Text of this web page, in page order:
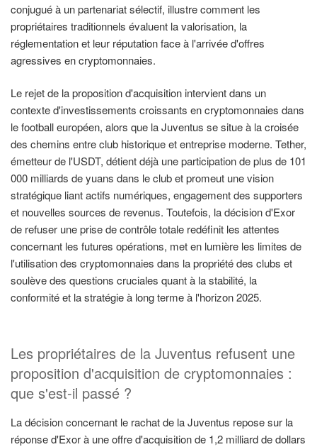
conjugué à un partenariat sélectif, illustre comment les
propriétaires traditionnels évaluent la valorisation, la
réglementation et leur réputation face à l'arrivée d'offres
agressives en cryptomonnaies.
Le rejet de la proposition d'acquisition intervient dans un
contexte d'investissements croissants en cryptomonnaies dans
le football européen, alors que la Juventus se situe à la croisée
des chemins entre club historique et entreprise moderne. Tether,
émetteur de l'USDT, détient déjà une participation de plus de 101
000 milliards de yuans dans le club et promeut une vision
stratégique liant actifs numériques, engagement des supporters
et nouvelles sources de revenus. Toutefois, la décision d'Exor
de refuser une prise de contrôle totale redéfinit les attentes
concernant les futures opérations, met en lumière les limites de
l'utilisation des cryptomonnaies dans la propriété des clubs et
soulève des questions cruciales quant à la stabilité, la
conformité et la stratégie à long terme à l'horizon 2025.
Les propriétaires de la Juventus refusent une
proposition d'acquisition de cryptomonnaies :
que s'est-il passé ?
La décision concernant le rachat de la Juventus repose sur la
réponse d'Exor à une offre d'acquisition de 1,2 milliard de dollars